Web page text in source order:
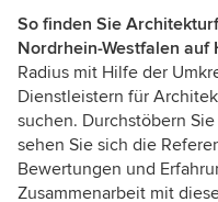
So finden Sie
Nordrhein-Westfalen auf
Radius mit Hilfe der
Dienstleistern für
suchen. Durchstöbern
sehen Sie sich die
Bewertungen und
Zusammenarbeit mit